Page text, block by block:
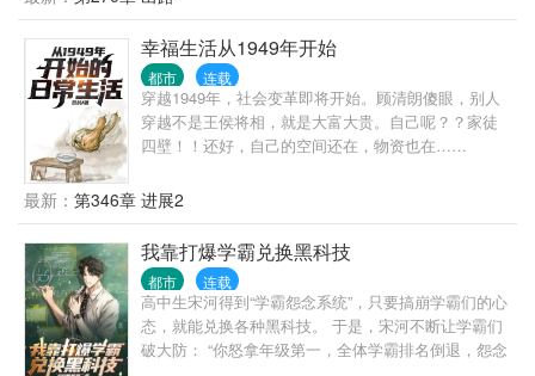
幸福生活从1949年开始
都市 连载
穿越1949年，社会变革即将开始。顾清朗傻眼，别人
穿越不是王侯将相，就是大富大贵。自己呢？？家徒
四壁！！还好，自己的空间还在，物资也在……
最新： 第346章 进展2
我靠打爆学霸兑换黑科技
都市 连载
高中生宋河得到“学霸怨念系统”，只要搞崩学霸们的心
态，就能兑换各种黑科技。 于是，宋河不断让学霸们
破大防： “你怒拿年级第一，全体学霸排名倒退，怨念